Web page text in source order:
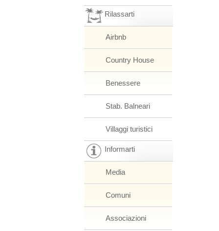
Rilassarti
Airbnb
Country House
Benessere
Stab. Balneari
Villaggi turistici
Informarti
Media
Comuni
Associazioni